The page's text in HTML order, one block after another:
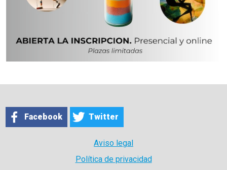
Facebook Twitter
Aviso legal
Política de privacidad